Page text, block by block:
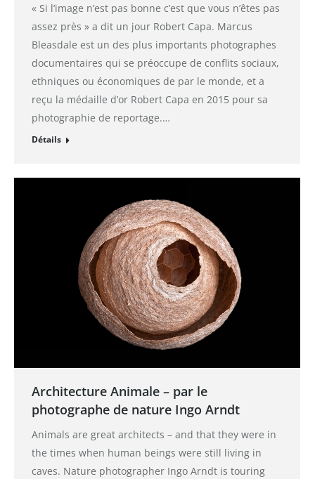
« Si l’image n’est pas bonne c’est que vous n’êtes pas
assez près » a dit un jour Robert Capa. Marcus
Bleasdale est un des plus importants photographes
documentaires qui se préoccupe de conflits sociaux,
ethniques ou économiques de par le monde, et a
reçu la médaille d’or Robert Capa en 2015 pour sa
photographie de reportage.…
Détails
Architecture Animale – par le
photographe de nature Ingo Arndt
Animals are great architects – and that they were in
the times when human beings were still living in
caves. Nature photographer Ingo Arndt is touring